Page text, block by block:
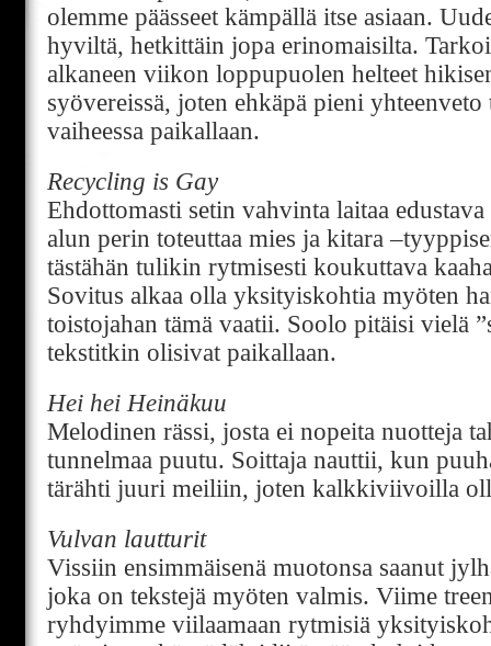
olemme päässeet kämpällä itse asiaan.
hyviltä, hetkittäin jopa erinomaisilta.
alkaneen viikon loppupuolen helteet
syövereissä, joten ehkäpä pieni yhteenveto
vaiheessa paikallaan.
Recycling is Gay
Ehdottomasti setin vahvinta laitaa
alun perin toteuttaa mies ja kitara
tästähän tulikin rytmisesti koukuttava
Sovitus alkaa olla yksityiskohtia myöten
toistojahan tämä vaatii. Soolo pitäisi vielä
tekstitkin olisivat paikallaan.
Hei hei Heinäkuu
Melodinen rässi, josta ei nopeita nuotteja
tunnelmaa puutu. Soittaja nauttii, kun
tärähti juuri meiliin, joten kalkkiviivoilla
Vulvan lautturit
Vissiin ensimmäisenä muotonsa saanut
joka on tekstejä myöten valmis. Viime
ryhdyimme viilaamaan rytmisiä